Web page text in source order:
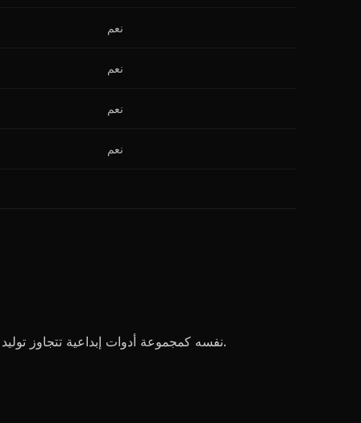
نعم
نعم
نعم
نعم
يضع Leonardo AI نفسه كمجموعة أدوات إبداعية تتجاوز توليد الصور البسيط. يقدم نماذج متعددة وتدريباً مخصصاً وميزات متخصصة لمطوري الألعاب والفنانين الرقميين.